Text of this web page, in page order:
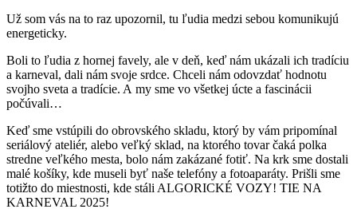
Už som vás na to raz upozornil, tu ľudia medzi sebou komunikujú
energeticky.
Boli to ľudia z hornej favely, ale v deň, keď nám ukázali ich tradíciu
a karneval, dali nám svoje srdce. Chceli nám odovzdať hodnotu
svojho sveta a tradície. A my sme vo všetkej úcte a fascinácii
počúvali…
Keď sme vstúpili do obrovského skladu, ktorý by vám pripomínal
seriálový ateliér, alebo veľký sklad, na ktorého tovar čaká polka
stredne veľkého mesta, bolo nám zakázané fotiť. Na krk sme dostali
malé košíky, kde museli byť naše telefóny a fotoaparáty. Prišli sme
totižto do miestnosti, kde stáli ALGORICKÉ VOZY! TIE NA
KARNEVAL 2025!